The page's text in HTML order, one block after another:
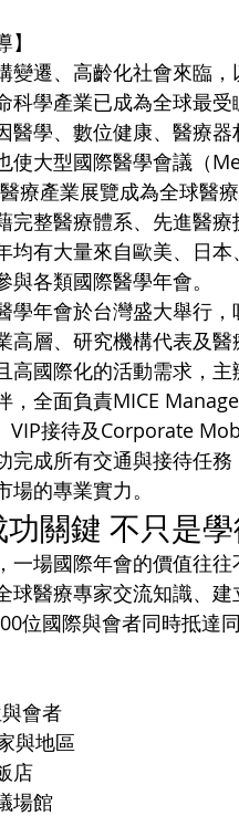
變遷、高齡化社會來臨
科學產業已成為全球最
醫學、數位健康、醫療
使大型國際醫學會議（
療產業展覽成為全球醫
完整醫療體系、先進醫
均有大量來自歐美、日
與各類國際醫學年會。
學年會於台灣盛大舉行
高層、研究機構代表及
高國際化的活動需求，
，全面負責MICE
VIP接待及Corporate
完成所有交通與接待任
的專業實力。
關鍵 不只是
一場國際年會的價值往
球醫療專家交流知識、
位國際與會者同時抵達
會者
與地區
店
場館